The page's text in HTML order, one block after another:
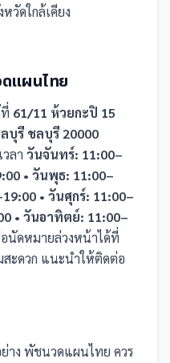
วัดใกล้เคียง
แผนไทย
61/11 ห้วยกะปิ 15
บุรี ชลบุรี 20000
ลา วันจันทร์: 11:00–
• วันพุธ: 11:00–
• วันศุกร์: 11:00–
• วันอาทิตย์: 11:00–
นัดหมายล่วงหน้าได้ที่
สะดวก แนะนำให้ติดต่อ
าง พัชนวดแผนไทย ควร